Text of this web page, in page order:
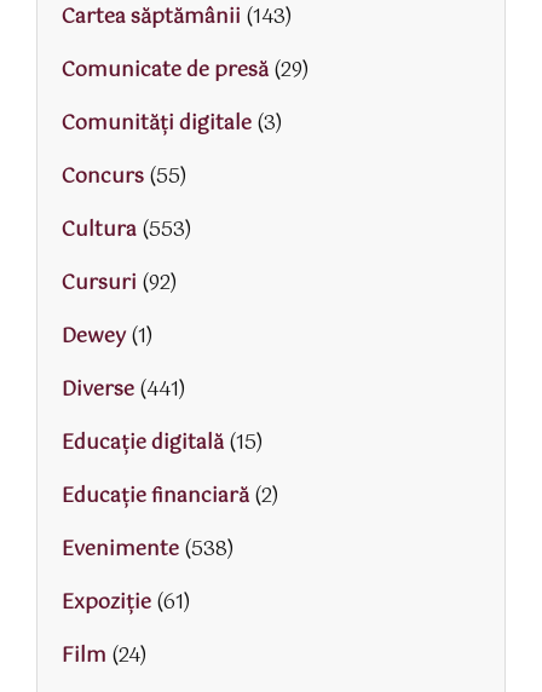
Cartea săptămânii (143)
Comunicate de presă(29)
Comunități digitale(3)
Concurs(55)
Cultura(553)
Cursuri (92)
Dewey(1)
Diverse(441)
Educaţie digitală(15)
Educaţie financiară(2)
Evenimente(538)
Expoziție(61)
Film (24)